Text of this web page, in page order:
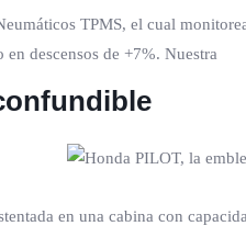
TPMS, el cual
descensos de +7%. Nuestra
en una cabina con